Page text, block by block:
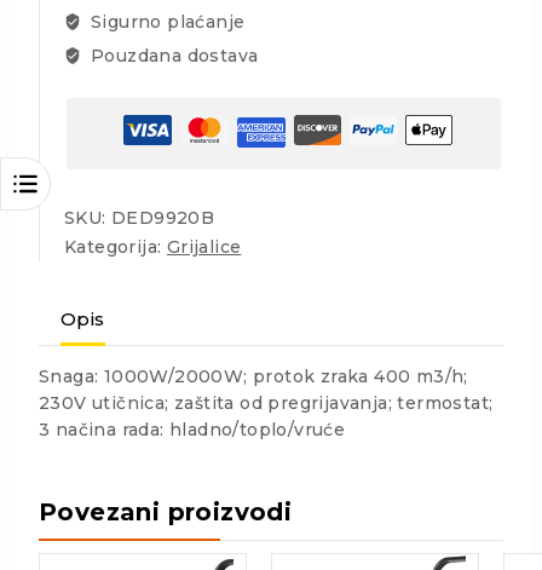
Sigurno plaćanje
Pouzdana dostava
SKU: DED9920B
Kategorija: Grijalice
Opis
Snaga: 1000W/2000W; protok zraka 400 m3/h;
230V utičnica; zaštita od pregrijavanja; termostat;
3 načina rada: hladno/toplo/vruće
Povezani proizvodi